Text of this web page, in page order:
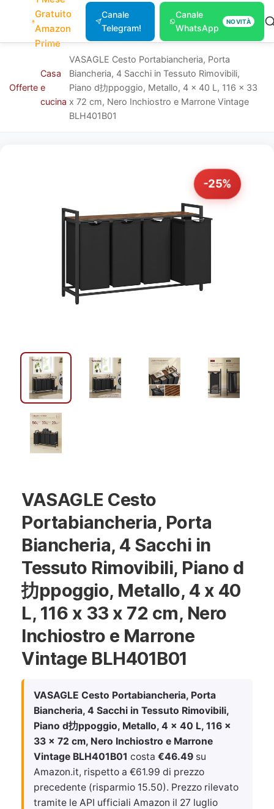
Gratuito
Amazon
Prime
Canale
Telegram!
Canale
WhatsApp
NOVITÀ
Offerte
Casa
e
cucina
VASAGLE Cesto Portabiancheria, Porta
Biancheria, 4 Sacchi in Tessuto Rimovibili,
Piano d扐ppoggio, Metallo, 4 x 40 L, 116 x 33
x 72 cm, Nero Inchiostro e Marrone Vintage
BLH401B01
-25%
VASAGLE Cesto
Portabiancheria, Porta
Biancheria, 4 Sacchi in
Tessuto Rimovibili, Piano d
扐ppoggio, Metallo, 4 x 40
L, 116 x 33 x 72 cm, Nero
Inchiostro e Marrone
Vintage BLH401B01
VASAGLE Cesto Portabiancheria, Porta
Biancheria, 4 Sacchi in Tessuto Rimovibili,
Piano d扐ppoggio, Metallo, 4 x 40 L, 116 x
33 x 72 cm, Nero Inchiostro e Marrone
Vintage BLH401B01 costa €46.49 su
Amazon.it, rispetto a €61.99 di prezzo
precedente (risparmio 15.50). Prezzo rilevato
tramite le API ufficiali Amazon il 27 luglio